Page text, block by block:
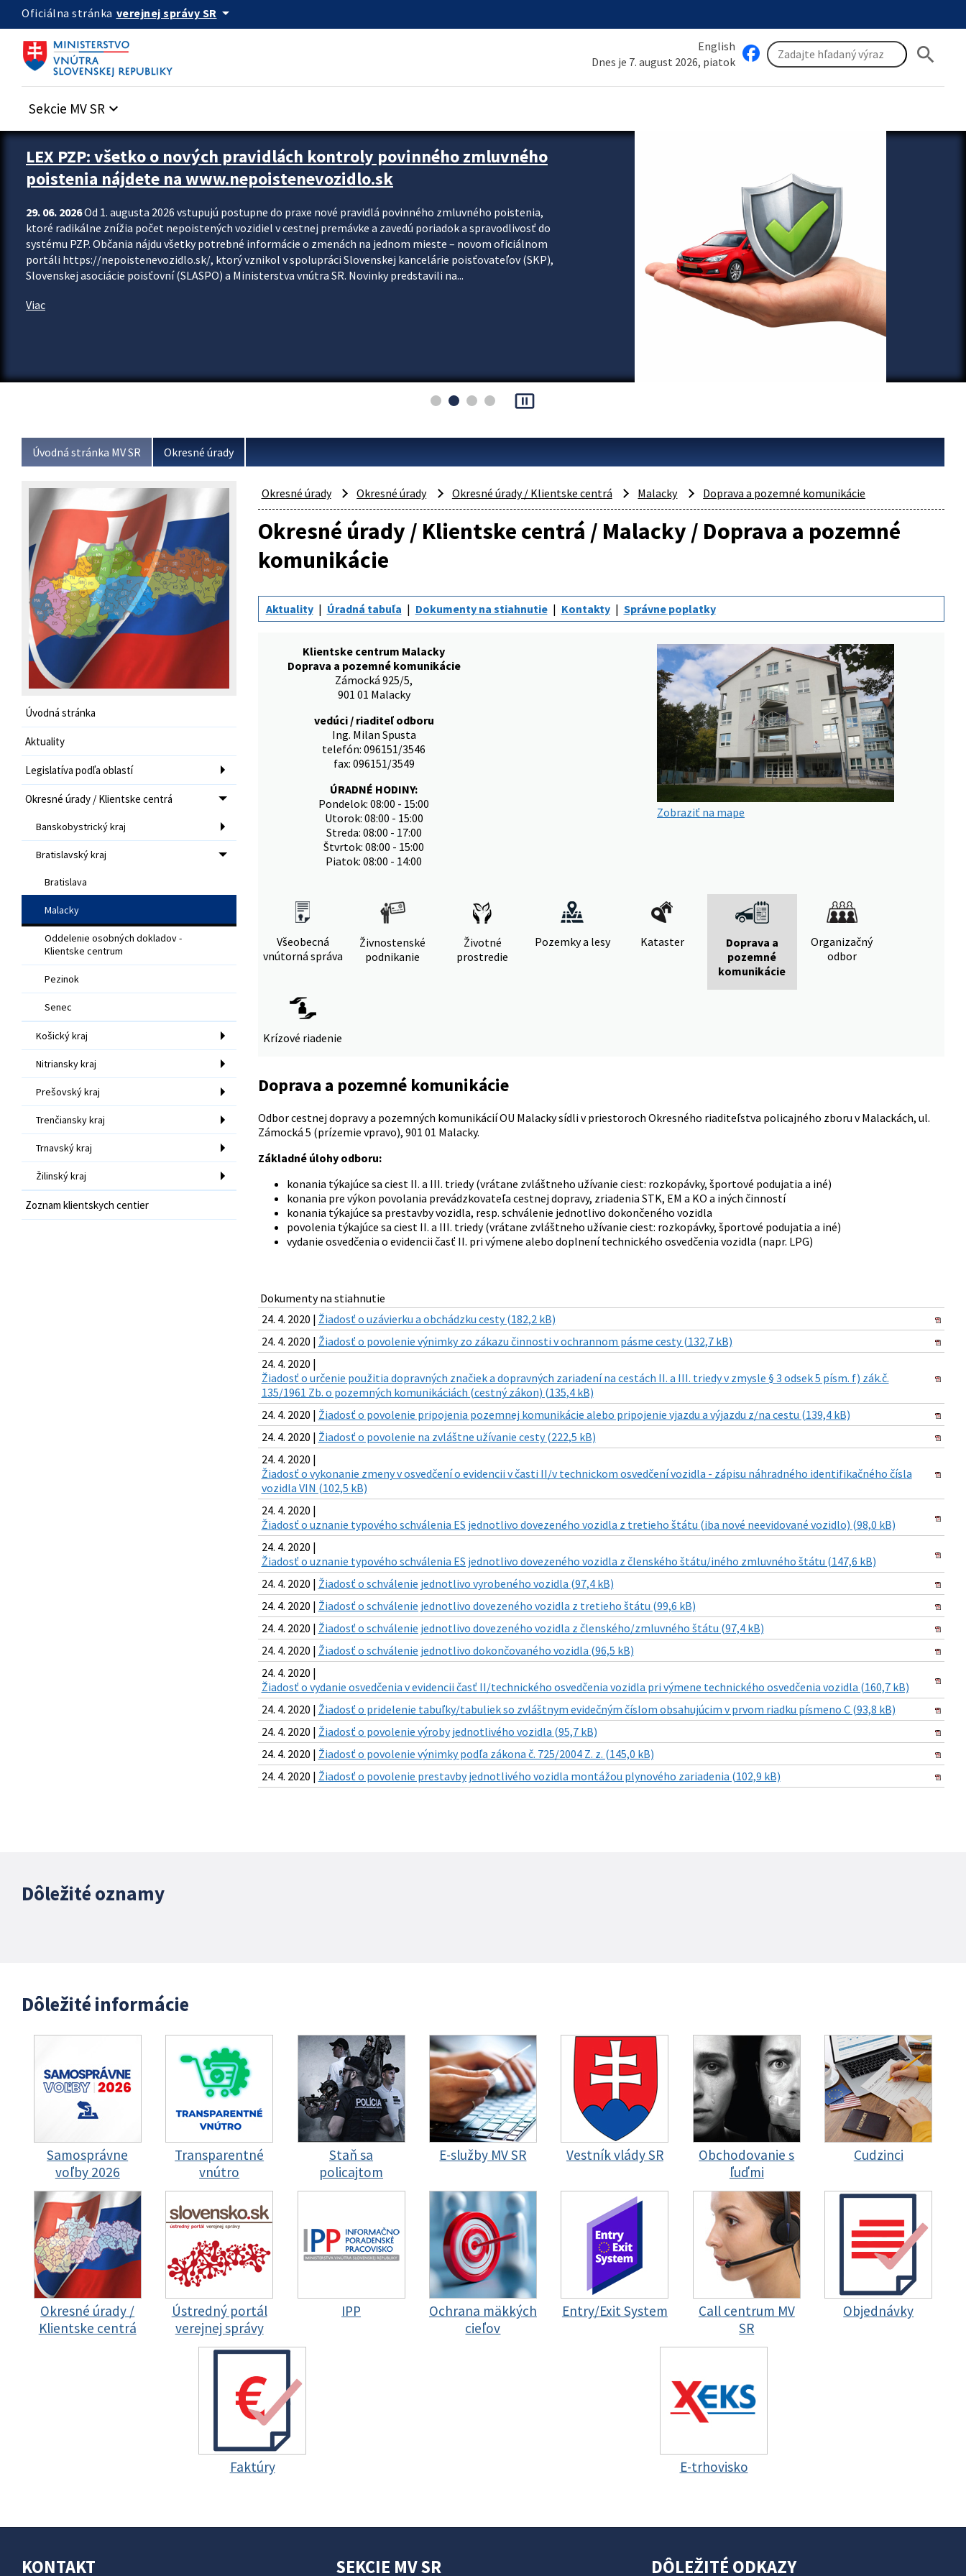
Preskocit na hlavný obsah
Oficiálna stránka verejnej správy SR arrow_drop_down
English
Dnes je 7. august 2026, piatok
search
Sekcie MV SR keyboard_arrow_down
Zastavit automatický posun upútavok
LEX PZP: všetko o nových pravidlách kontroly povinného zmluvného
poistenia nájdete na www.nepoistenevozidlo.sk
29. 06. 2026Od 1. augusta 2026 vstupujú postupne do praxe nové pravidlá povinného zmluvného poistenia,
ktoré radikálne znížia počet nepoistených vozidiel v cestnej premávke a zavedú poriadok a spravodlivosť do
systému PZP. Občania nájdu všetky potrebné informácie o zmenách na jednom mieste – novom oficiálnom
portáli https://nepoistenevozidlo.sk/, ktorý vznikol v spolupráci Slovenskej kancelárie poisťovateľov (SKP),
Slovenskej asociácie poisťovní (SLASPO) a Ministerstva vnútra SR. Novinky predstavili na...
Viac
pause_presentation
Úvodná stránka MV SR Okresné úrady
Úvodná stránka
Aktuality
Legislatíva podľa oblastí
Okresné úrady / Klientske centrá
Banskobystrický kraj
Bratislavský kraj
Bratislava
Malacky
Oddelenie osobných dokladov -
Klientske centrum
Pezinok
Senec
Košický kraj
Nitriansky kraj
Prešovský kraj
Trenčiansky kraj
Trnavský kraj
Žilinský kraj
Zoznam klientskych centier
Okresné úrady Okresné úrady Okresné úrady / Klientske centrá Malacky Doprava a pozemné komunikácie
Okresné úrady / Klientske centrá / Malacky / Doprava a pozemné
komunikácie
Aktuality Úradná tabuľa Dokumenty na stiahnutie Kontakty Správne poplatky
Klientske centrum Malacky
Doprava a pozemné komunikácie
Zámocká 925/5,
901 01 Malacky
vedúci / riaditeľ odboru
Ing. Milan Spusta
telefón: 096151/3546
fax: 096151/3549
ÚRADNÉ HODINY:
Pondelok: 08:00 - 15:00
Utorok: 08:00 - 15:00
Streda: 08:00 - 17:00
Štvrtok: 08:00 - 15:00
Piatok: 08:00 - 14:00
Zobraziť na mape
Všeobecná
vnútorná správa
Živnostenské
podnikanie
Životné
prostredie
Pozemky a lesy Kataster
Doprava a
pozemné
komunikácie
Organizačný
odbor
Krízové riadenie
Doprava a pozemné komunikácie
Odbor cestnej dopravy a pozemných komunikácií OU Malacky sídli v priestoroch Okresného riaditeľstva policajného zboru v Malackách, ul.
Zámocká 5 (prízemie vpravo), 901 01 Malacky.
Základné úlohy odboru:
konania týkajúce sa ciest II. a III. triedy (vrátane zvláštneho užívanie ciest: rozkopávky, športové podujatia a iné)
konania pre výkon povolania prevádzkovateľa cestnej dopravy, zriadenia STK, EM a KO a iných činností
konania týkajúce sa prestavby vozidla, resp. schválenie jednotlivo dokončeného vozidla
povolenia týkajúce sa ciest II. a III. triedy (vrátane zvláštneho užívanie ciest: rozkopávky, športové podujatia a iné)
vydanie osvedčenia o evidencii časť II. pri výmene alebo doplnení technického osvedčenia vozidla (napr. LPG)
Dokumenty na stiahnutie
24. 4. 2020 | Žiadosť o uzávierku a obchádzku cesty (182,2 kB)
24. 4. 2020 | Žiadosť o povolenie výnimky zo zákazu činnosti v ochrannom pásme cesty (132,7 kB)
24. 4. 2020 |
Žiadosť o určenie použitia dopravných značiek a dopravných zariadení na cestách II. a III. triedy v zmysle § 3 odsek 5 písm. f) zák.č.
135/1961 Zb. o pozemných komunikáciách (cestný zákon) (135,4 kB)
24. 4. 2020 | Žiadosť o povolenie pripojenia pozemnej komunikácie alebo pripojenie vjazdu a výjazdu z/na cestu (139,4 kB)
24. 4. 2020 | Žiadosť o povolenie na zvláštne užívanie cesty (222,5 kB)
24. 4. 2020 |
Žiadosť o vykonanie zmeny v osvedčení o evidencii v časti II/v technickom osvedčení vozidla - zápisu náhradného identifikačného čísla
vozidla VIN (102,5 kB)
24. 4. 2020 |
Žiadosť o uznanie typového schválenia ES jednotlivo dovezeného vozidla z tretieho štátu (iba nové neevidované vozidlo) (98,0 kB)
24. 4. 2020 |
Žiadosť o uznanie typového schválenia ES jednotlivo dovezeného vozidla z členského štátu/iného zmluvného štátu (147,6 kB)
24. 4. 2020 | Žiadosť o schválenie jednotlivo vyrobeného vozidla (97,4 kB)
24. 4. 2020 | Žiadosť o schválenie jednotlivo dovezeného vozidla z tretieho štátu (99,6 kB)
24. 4. 2020 | Žiadosť o schválenie jednotlivo dovezeného vozidla z členského/zmluvného štátu (97,4 kB)
24. 4. 2020 | Žiadosť o schválenie jednotlivo dokončovaného vozidla (96,5 kB)
24. 4. 2020 |
Žiadosť o vydanie osvedčenia v evidencii časť II/technického osvedčenia vozidla pri výmene technického osvedčenia vozidla (160,7 kB)
24. 4. 2020 | Žiadosť o pridelenie tabuľky/tabuliek so zvláštnym evidečným číslom obsahujúcim v prvom riadku písmeno C (93,8 kB)
24. 4. 2020 | Žiadosť o povolenie výroby jednotlivého vozidla (95,7 kB)
24. 4. 2020 | Žiadosť o povolenie výnimky podľa zákona č. 725/2004 Z. z. (145,0 kB)
24. 4. 2020 | Žiadosť o povolenie prestavby jednotlivého vozidla montážou plynového zariadenia (102,9 kB)
Dôležité oznamy
Dôležité informácie
Samosprávne
voľby 2026
Transparentné
vnútro
Staň sa
policajtom
E-služby MV SR Vestník vlády SR
Obchodovanie s
ľuďmi
Cudzinci
Okresné úrady /
Klientske centrá
Ústredný portál
verejnej správy
IPP
Ochrana mäkkých
cieľov
Entry/Exit System
Call centrum MV
SR
Objednávky
Faktúry E-trhovisko
KONTAKT SEKCIE MV SR DÔLEŽITÉ ODKAZY